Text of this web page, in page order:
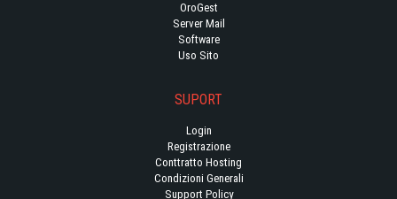
OroGest
Server Mail
Software
Uso Sito
SUPORT
Login
Registrazione
Conttratto Hosting
Condizioni Generali
Support Policy